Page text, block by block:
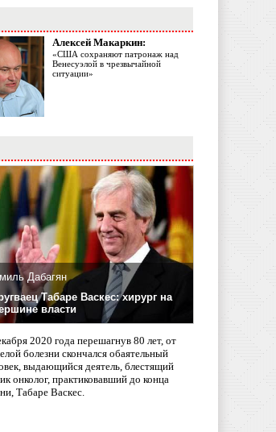
Алексей Макаркин:
«США сохраняют патронаж над
Венесуэлой в чрезвычайной
ситуации»
Дабагян
Табаре Васкес: хирург на
власти
2020 года перешагнув 80 лет, от
болезни скончался обаятельный
выдающийся деятель, блестящий
онколог, практиковавший до конца
Табаре Васкес.